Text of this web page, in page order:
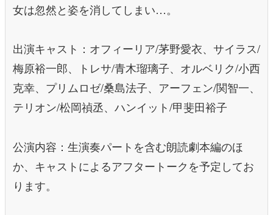
女は忽然と姿を消してしまい…。
出演キャスト：オフィーリア/茅野愛衣、サイラス/
梅原裕一郎、トレサ/青木瑠璃子、オルベリク/小西
克幸、プリムロゼ/桑島法子、アーフェン/関智一、
テリオン/松岡禎丞、ハンイット/甲斐田裕子
公演内容：生演奏パートを含む朗読劇本編のほ
か、キャストによるアフタートークを予定してお
ります。